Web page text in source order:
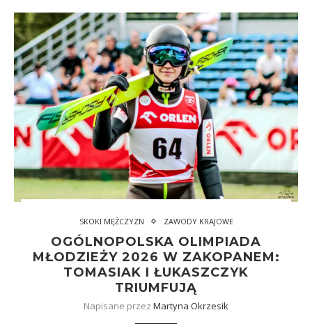
SKOKI MĘŻCZYZN ZAWODY KRAJOWE
OGÓLNOPOLSKA OLIMPIADA
MŁODZIEŻY 2026 W ZAKOPANEM:
TOMASIAK I ŁUKASZCZYK
TRIUMFUJĄ
Napisane przez Martyna Okrzesik